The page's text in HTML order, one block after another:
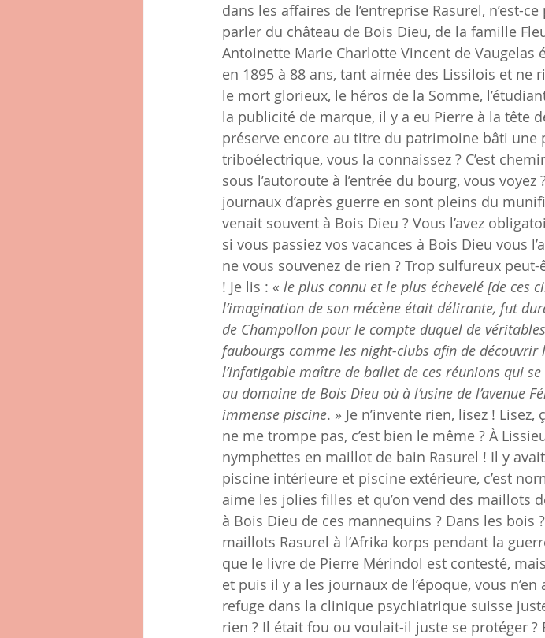
dans les affaires de l’entreprise Rasurel, n’est-
parler du château de Bois Dieu, de la famille
Antoinette Marie Charlotte Vincent de
en 1895 à 88 ans, tant aimée des Lissilois et ne
le mort glorieux, le héros de la Somme,
la publicité de marque, il y a eu Pierre à la tête
préserve encore au titre du patrimoine bâti
triboélectrique, vous la connaissez ? C’est
sous l’autoroute à l’entrée du bourg, vous
journaux d’après guerre en sont pleins du
venait souvent à Bois Dieu ? Vous l’avez
si vous passiez vos vacances à Bois Dieu vous
ne vous souvenez de rien ? Trop sulfureux
! Je lis : « le plus connu et le plus échevelé [de ces
l’imagination de son mécène était délirante, fut
de Champollon pour le compte duquel de
faubourgs comme les night-clubs afin de
l’infatigable maître de ballet de ces réunions qui
au domaine de Bois Dieu où à l’usine de l’avenue
immense piscine. » Je n’invente rien, lisez !
ne me trompe pas, c’est bien le même ? À
nymphettes en maillot de bain Rasurel ! Il y
piscine intérieure et piscine extérieure, c’est
aime les jolies filles et qu’on vend des maillots
à Bois Dieu de ces mannequins ? Dans les bois
maillots Rasurel à l’Afrika korps pendant la
que le livre de Pierre Mérindol est contesté,
et puis il y a les journaux de l’époque, vous
refuge dans la clinique psychiatrique suisse
rien ? Il était fou ou voulait-il juste se protéger ?